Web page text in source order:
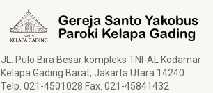
JL. Pulo Bira Besar kompleks TNI-AL Kodamar
Kelapa Gading Barat, Jakarta Utara 14240
Telp. 021-4501028 Fax. 021-45841432